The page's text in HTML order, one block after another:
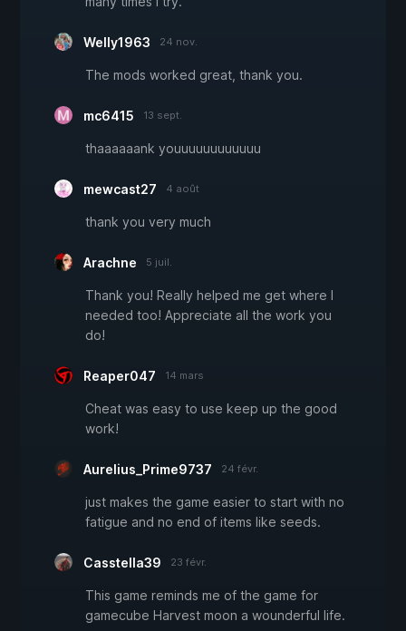
Welly1963 24 nov.
The mods worked great, thank you.
mc6415 13 sept.
thaaaaaank youuuuuuuuuuuu
mewcast27 4 août
thank you very much
Arachne 5 juil.
Thank you! Really helped me get where I
needed too! Appreciate all the work you
do!
Reaper047 14 mars
Cheat was easy to use keep up the good
work!
Aurelius_Prime9737 24 févr.
just makes the game easier to start with no
fatigue and no end of items like seeds.
Casstella39 23 févr.
This game reminds me of the game for
gamecube Harvest moon a wounderful life.